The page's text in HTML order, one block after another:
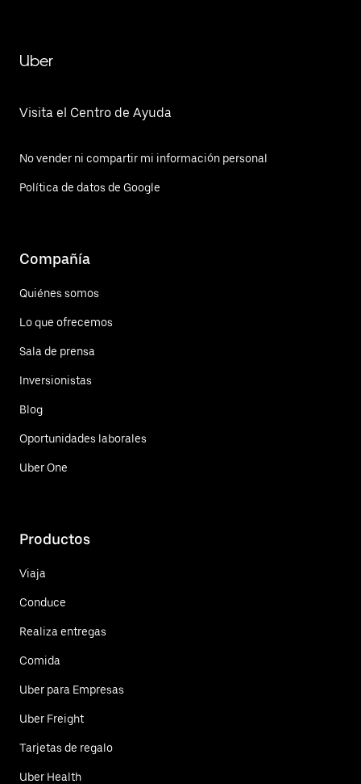
Uber
Visita el Centro de Ayuda
No vender ni compartir mi información personal
Política de datos de Google
Compañía
Quiénes somos
Lo que ofrecemos
Sala de prensa
Inversionistas
Blog
Oportunidades laborales
Uber One
Productos
Viaja
Conduce
Realiza entregas
Comida
Uber para Empresas
Uber Freight
Tarjetas de regalo
Uber Health